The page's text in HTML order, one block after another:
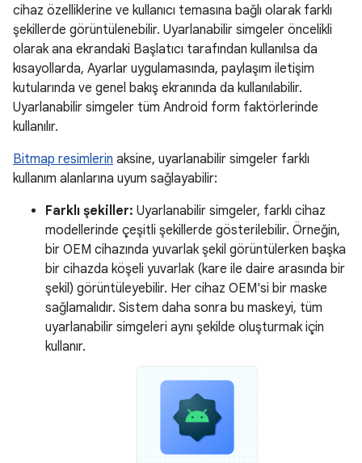
cihaz özelliklerine ve kullanıcı temasına bağlı olarak farklı
şekillerde görüntülenebilir. Uyarlanabilir simgeler öncelikli
olarak ana ekrandaki Başlatıcı tarafından kullanılsa da
kısayollarda, Ayarlar uygulamasında, paylaşım iletişim
kutularında ve genel bakış ekranında da kullanılabilir.
Uyarlanabilir simgeler tüm Android form faktörlerinde
kullanılır.
Bitmap resimlerin aksine, uyarlanabilir simgeler farklı
kullanım alanlarına uyum sağlayabilir:
Farklı şekiller: Uyarlanabilir simgeler, farklı cihaz
modellerinde çeşitli şekillerde gösterilebilir. Örneğin,
bir OEM cihazında yuvarlak şekil görüntülerken başka
bir cihazda köşeli yuvarlak (kare ile daire arasında bir
şekil) görüntüleyebilir. Her cihaz OEM'si bir maske
sağlamalıdır. Sistem daha sonra bu maskeyi, tüm
uyarlanabilir simgeleri aynı şekilde oluşturmak için
kullanır.